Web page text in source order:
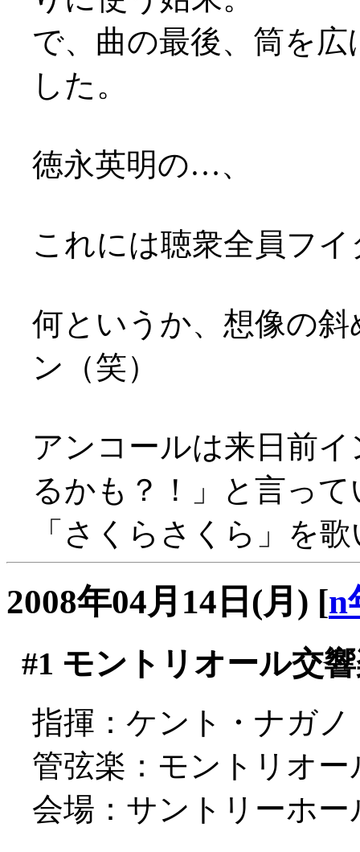
で、曲の最後、筒を
した。
徳永英明の…、
これには聴衆全員フ
何というか、想像の
ン（笑）
アンコールは来日前
るかも？！」と言っ
「さくらさくら」を
2008年04月14日(月) [n
#1 モントリオール交
指揮：ケント・ナガノ
管弦楽：モントリオー
会場：サントリーホー